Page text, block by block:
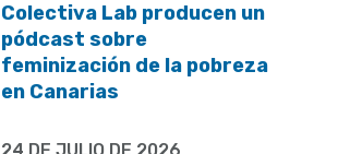
Colectiva Lab producen un
pódcast sobre
feminización de la pobreza
en Canarias